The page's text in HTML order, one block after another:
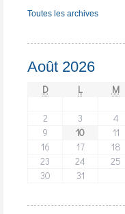
Toutes les archives
Août 2026
D L M
2
3 4
9
10 11
16
17 18
23
24 25
30
31